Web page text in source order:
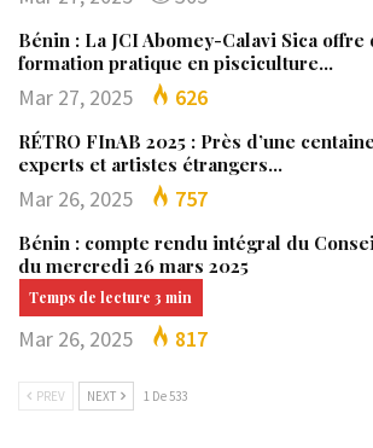
Bénin : La JCI Abomey-Calavi Sica
formation pratique en pisciculture…
Mar 27, 2025 626
RÉTRO FInAB 2025 : Près d’une
experts et artistes étrangers…
Mar 26, 2025 757
Bénin : compte rendu intégral du
du mercredi 26 mars 2025
Mar 26, 2025 817
PREV NEXT 1 De 533